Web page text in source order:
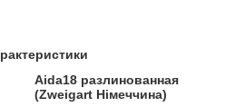
Aida18 разлинованная
(Zweigart Німеччина)